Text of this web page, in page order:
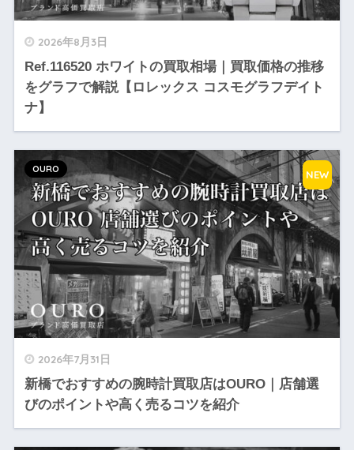
2026年8月3日
Ref.116520 ホワイトの買取相場｜買取価格の推移
をグラフで解説【ロレックス コスモグラフデイト
ナ】
2026年7月31日
新橋でおすすめの腕時計買取店はOURO｜店舗選
びのポイントや高く売るコツを紹介
OURO NEW